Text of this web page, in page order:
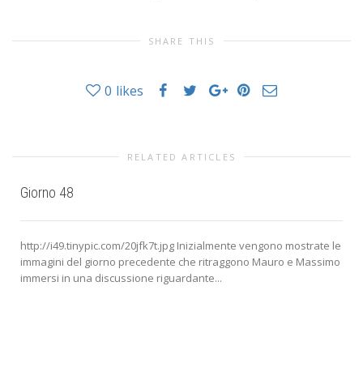
SHARE THIS
0 likes
RELATED ARTICLES
Giorno 48
http://i49.tinypic.com/20jfk7t.jpg Inizialmente vengono mostrate le
immagini del giorno precedente che ritraggono Mauro e Massimo
immersi in una discussione riguardante...